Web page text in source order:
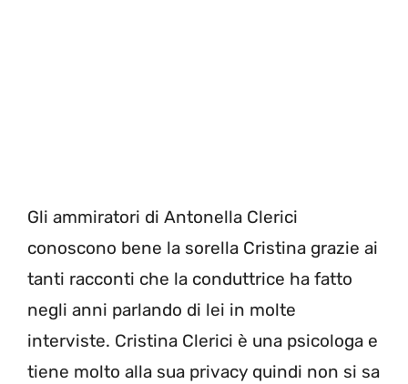
Gli ammiratori di Antonella Clerici
conoscono bene la sorella Cristina grazie ai
tanti racconti che la conduttrice ha fatto
negli anni parlando di lei in molte
interviste. Cristina Clerici è una psicologa e
tiene molto alla sua privacy quindi non si sa